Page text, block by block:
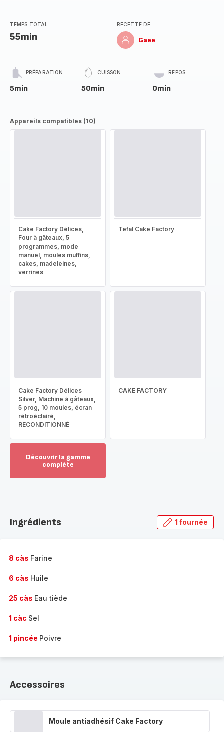
TEMPS TOTAL
55min
RECETTE DE
Gaee
PRÉPARATION
5min
CUISSON
50min
REPOS
0min
Appareils compatibles (10)
Cake Factory Délices,
Four à gâteaux, 5
programmes, mode
manuel, moules muffins,
cakes, madeleines,
verrines
Tefal Cake Factory
Cake Factory Délices
Silver, Machine à gâteaux,
5 prog, 10 moules, écran
rétroéclairé,
RECONDITIONNÉ
CAKE FACTORY
Découvrir la gamme
complète
gamme
Ingrédients 1 fournée
8 càs Farine
6 càs Huile
25 càs Eau tiède
1 càc Sel
1 pincée Poivre
Accessoires
Moule antiadhésif Cake Factory